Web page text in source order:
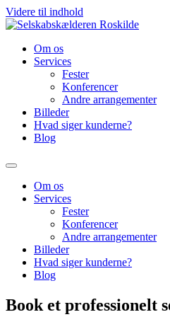
Videre til indhold
Om os
Services
Fester
Konferencer
Andre arrangementer
Billeder
Hvad siger kunderne?
Blog
Om os
Services
Fester
Konferencer
Andre arrangementer
Billeder
Hvad siger kunderne?
Blog
Book et professionelt